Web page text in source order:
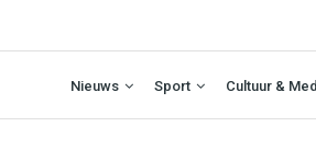
Nieuws Sport Cultuur &